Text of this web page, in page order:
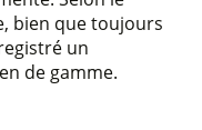
bien que toujours
un
de gamme.